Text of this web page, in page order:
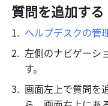
質問を追加する
ヘルプデスクの管
左側のナビゲーシ
す。
画面左上で質問を